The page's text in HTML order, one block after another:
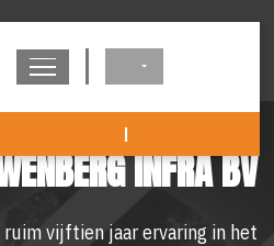
|
INFRA BV
vijftien jaar ervaring in het